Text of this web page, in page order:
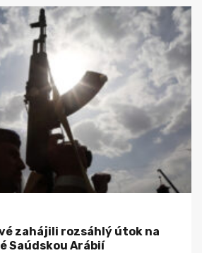
zahájili rozsáhlý útok na
Saúdskou Arábií